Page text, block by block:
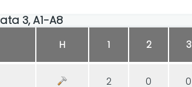
3, A1-A8
H 1 2 3
2 0 0